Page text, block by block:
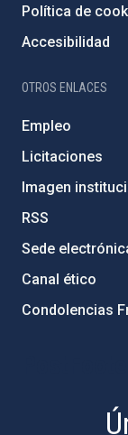
Política de
Accesibilidad
OTROS ENLACES
Empleo
Licitaciones
Imagen
RSS
Sede
Canal ético
Condolencias